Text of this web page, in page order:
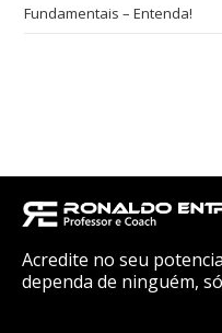
Fundamentais – Entenda!
Acredite no seu
dependa de ninguém,